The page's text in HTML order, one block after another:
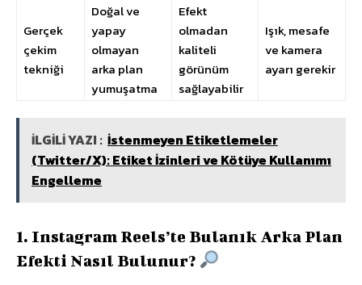
Gerçek
çekim
tekniği
Doğal ve
yapay
olmayan
arka plan
yumuşatma
Efekt
olmadan
kaliteli
görünüm
sağlayabilir
Işık, mesafe
ve kamera
ayarı gerekir
İLGİLİ YAZI : İstenmeyen Etiketlemeler
(Twitter/X): Etiket İzinleri ve Kötüye Kullanımı
Engelleme
1. Instagram Reels’te Bulanık Arka Plan
Efekti Nasıl Bulunur?